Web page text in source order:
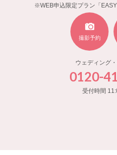
※WEB申込限定プラン「
撮影予約
ウェディング
0120-
受付時間